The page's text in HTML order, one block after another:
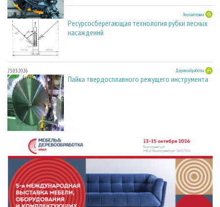
23.03.2026 Лесозаготовка
Ресурсосберегающая технология рубки лесных
насаждений
23.03.2026 Деревообработка
Пайка твердосплавного режущего инструмента